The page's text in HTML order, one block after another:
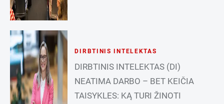
DIRBTINIS INTELEKTAS
DIRBTINIS INTELEKTAS (DI)
NEATIMA DARBO – BET KEIČIA
TAISYKLES: KĄ TURI ŽINOTI